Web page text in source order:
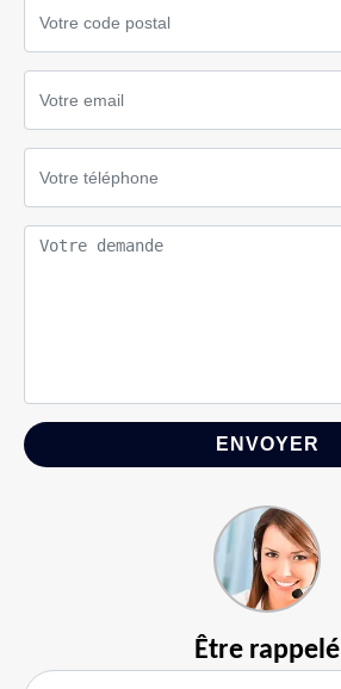
Être rappelé